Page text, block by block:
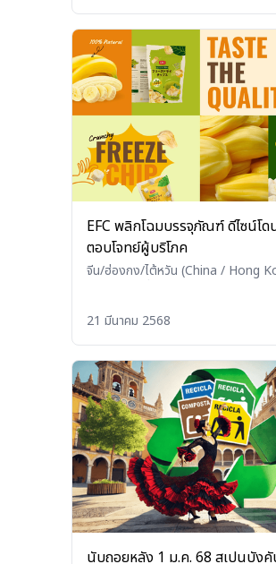
EFC พลิกโฉมบรรจุภัณฑ์ ดีไซน์โด
ตอบโจทย์ผู้บริโภค
จีน/ฮ่องกง/ไต้หวัน (China / Hong
21 มีนาคม 2568
นับถอยหลัง 1 ม.ค. 68 สเปนบัง